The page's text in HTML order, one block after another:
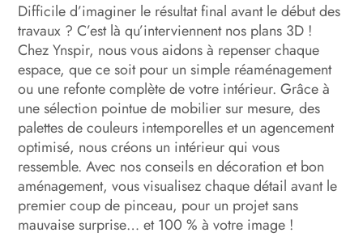
Difficile d’imaginer le résultat final avant le début des
travaux ? C’est là qu’interviennent nos plans 3D !
Chez Ynspir, nous vous aidons à repenser chaque
espace, que ce soit pour un simple réaménagement
ou une refonte complète de votre intérieur. Grâce à
une sélection pointue de mobilier sur mesure, des
palettes de couleurs intemporelles et un agencement
optimisé, nous créons un intérieur qui vous
ressemble. Avec nos conseils en décoration et bon
aménagement, vous visualisez chaque détail avant le
premier coup de pinceau, pour un projet sans
mauvaise surprise… et 100 % à votre image !